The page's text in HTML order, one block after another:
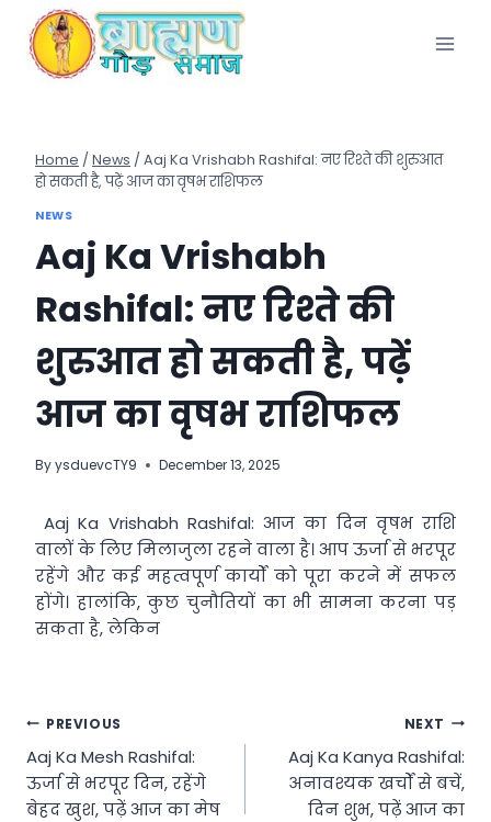
content
Home / News / Aaj Ka Vrishabh Rashifal: नए रिश्ते की शुरुआत
हो सकती है, पढ़ें आज का वृषभ राशिफल
NEWS
Aaj Ka Vrishabh
Rashifal: नए रिश्ते की
शुरुआत हो सकती है, पढ़ें
आज का वृषभ राशिफल
ByysduevcTY9 December 13, 2025
Aaj Ka Vrishabh Rashifal: आज का दिन वृषभ राशि
वालों के लिए मिलाजुला रहने वाला है। आप ऊर्जा से भरपूर
रहेंगे और कई महत्वपूर्ण कार्यों को पूरा करने में सफल
होंगे। हालांकि, कुछ चुनौतियों का भी सामना करना पड़
सकता है, लेकिन
Post
navigation
PREVIOUS
Aaj Ka Mesh Rashifal:
ऊर्जा से भरपूर दिन, रहेंगे
बेहद खुश, पढ़ें आज का मेष
NEXT
Aaj Ka Kanya Rashifal:
अनावश्यक खर्चों से बचें,
दिन शुभ, पढ़ें आज का